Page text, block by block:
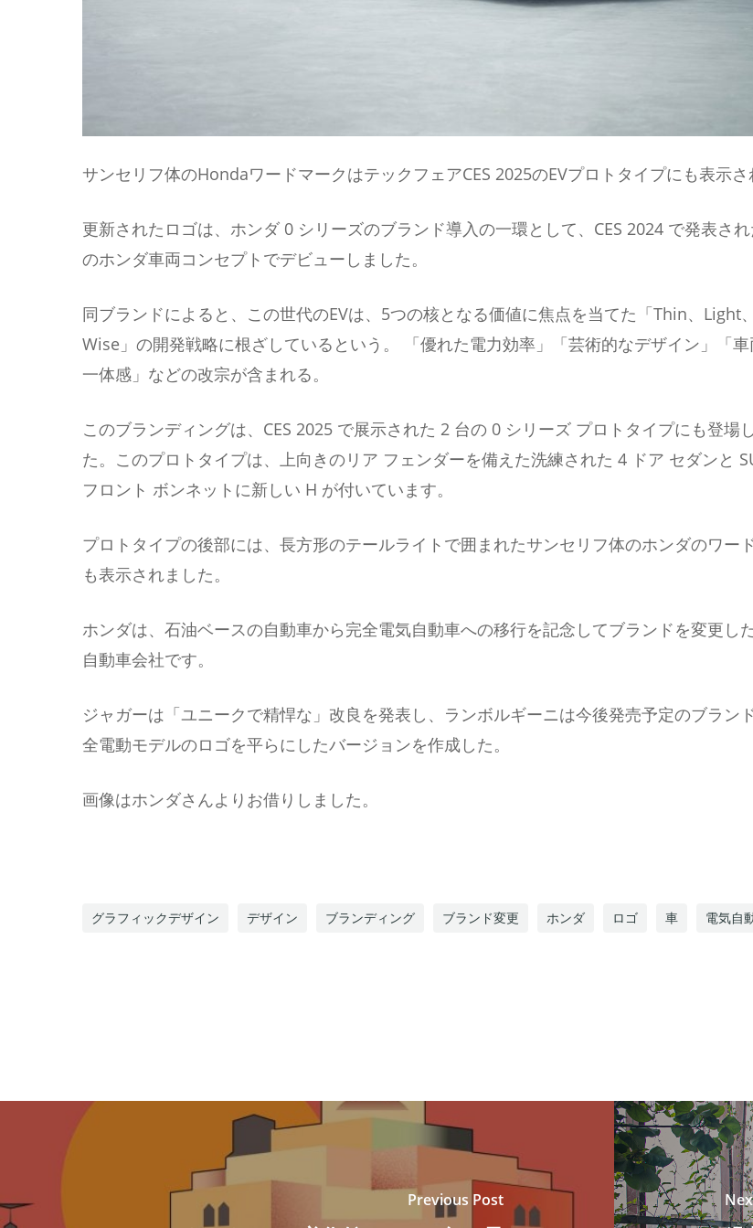
サンセリフ体のHondaワードマークはテックフェアCES 2025のEVプロトタイプにも表示さ
更新されたロゴは、ホンダ 0 シリーズのブラン​​ド導入の一環として、CES 2024 で発表さ
のホンダ車両コンセプトでデビューしました。
同ブランドによると、この世代のEVは、5つの核となる価値に焦点を当てた「Thin、Light、
Wise」の開発戦略に根ざしているという。 「優れた電力効率」「芸術的なデザイン」「
一体感」などの改宗が含まれる。
このブランディングは、CES 2025 で展示された 2 台の 0 シリーズ プロトタイプにも登場
た。このプロトタイプは、上向きのリア フェンダーを備えた洗練された 4 ドア セダンと
フロント ボンネットに新しい H が付いています。
プロトタイプの後部には、長方形のテールライトで囲まれたサンセリフ体のホンダのワー
も表示されました。
ホンダは、石油ベースの自動車から完全電気自動車への移行を記念してブランドを変更し
自動車会社です。
ジャガーは「ユニークで精悍な」改良を発表し、ランボルギーニは今後発売予定のブラン
全電動モデルのロゴを平らにしたバージョンを作成した。
画像はホンダさんよりお借りしました。
グラフィックデザイン デザイン ブランディング ブランド変更 ホンダ ロゴ 車 電気自
Previous Post